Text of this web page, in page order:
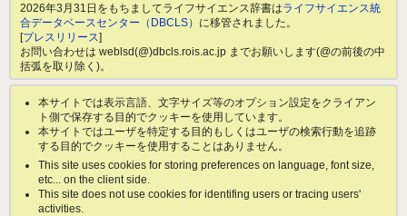
2026年3月31日をもちましてライフサイエンス辞書はライフサイエンス統
合データベースセンター（DBCLS） に移管されました。
[プレスリリース]
お問い合わせは weblsd(@)dbcls.rois.ac.jp までお願いします(@の前後の中
括弧を取り除く)。
本サイトでは表示言語、文字サイズ等のオプション設定をクライアン
ト側で保存する目的でクッキーを使用しています。
本サイトではユーザを特定する目的もしくはユーザの検索行動を追跡
する目的でクッキーを使用することはありません。
This site uses cookies for storing preferences on language, font size,
etc... on the client side.
This site does not use cookies for identifing users or tracing users'
activities.